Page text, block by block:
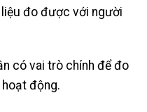
đo được với người
có vai trò chính để đo
động.